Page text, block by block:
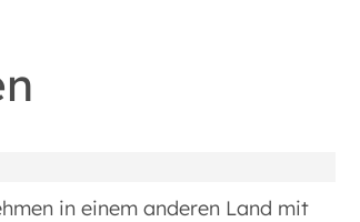
in einem anderen Land mit